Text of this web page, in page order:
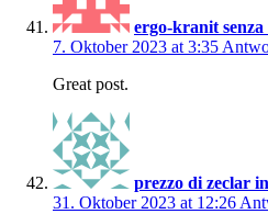
ergo-kranit
7. Oktober 2023 at 3:35
Great post.
prezzo di zeclar
31. Oktober 2023 at 12:26